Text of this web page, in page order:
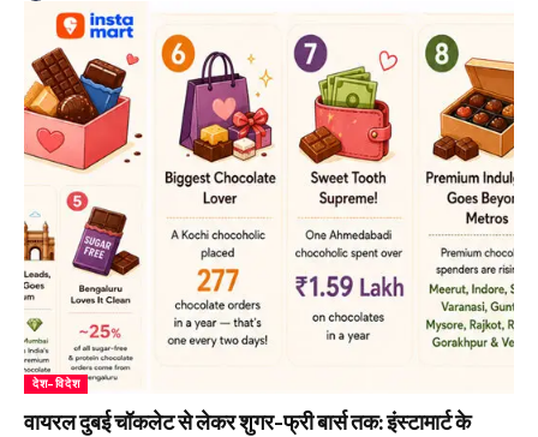
देश-विदेश
वायरल दुबई चॉकलेट से लेकर शुगर-फ्री बार्स तक: इंस्टामार्ट के